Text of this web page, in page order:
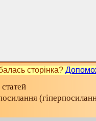
сторінка?